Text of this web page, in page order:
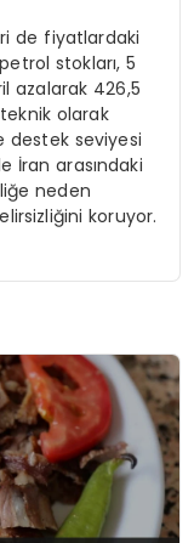
de fiyatlardaki
stokları, 5
azalarak 426,5
olarak
destek seviyesi
İran arasındaki
neden
koruyor.